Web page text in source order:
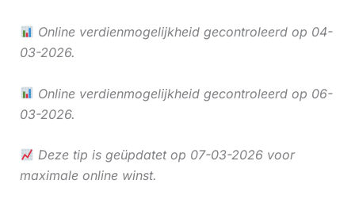
Online verdienmogelijkheid gecontroleerd op 04-
03-2026.
Online verdienmogelijkheid gecontroleerd op 06-
03-2026.
Deze tip is geüpdatet op 07-03-2026 voor
maximale online winst.